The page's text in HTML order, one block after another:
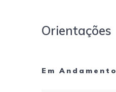
Orientações
Em Andamento